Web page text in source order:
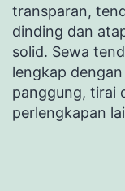
transparan,
dinding dan
solid. Sewa
lengkap
panggung, tirai
perlengkapan